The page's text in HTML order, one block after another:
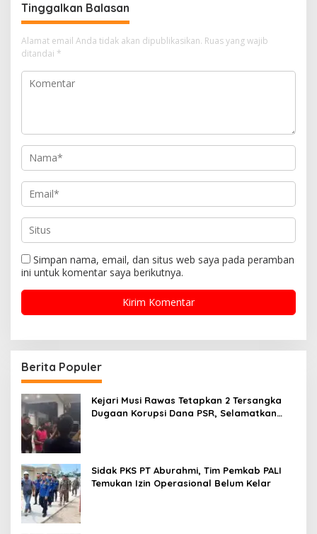
Tinggalkan Balasan
Alamat email Anda tidak akan dipublikasikan. Ruas yang wajib
ditandai *
Simpan nama, email, dan situs web saya pada peramban
ini untuk komentar saya berikutnya.
Berita Populer
Kejari Musi Rawas Tetapkan 2 Tersangka
Dugaan Korupsi Dana PSR, Selamatkan
Sidak PKS PT Aburahmi, Tim Pemkab PALI
Temukan Izin Operasional Belum Kelar